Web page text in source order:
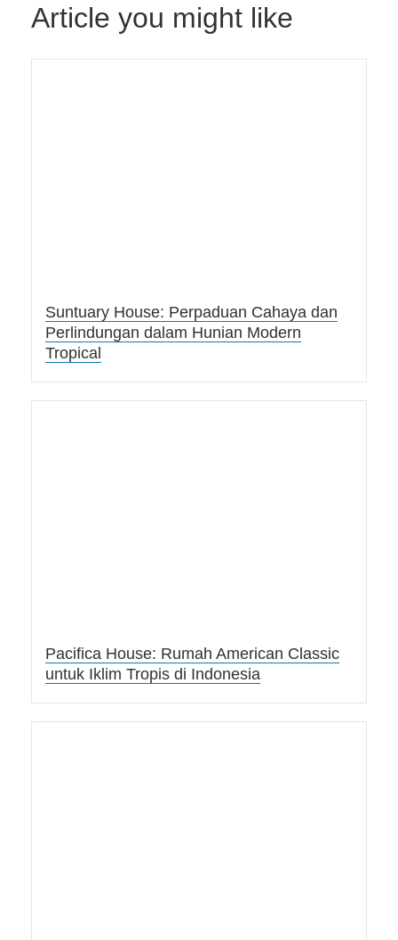
Article you might like
Suntuary House: Perpaduan Cahaya dan
Perlindungan dalam Hunian Modern
Tropical
Pacifica House: Rumah American Classic
untuk Iklim Tropis di Indonesia